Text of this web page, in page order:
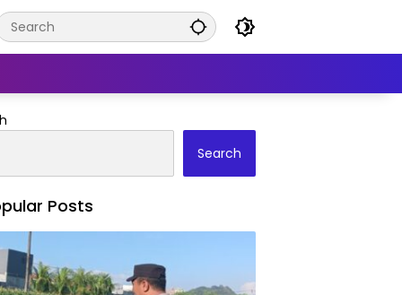
Search
Posts